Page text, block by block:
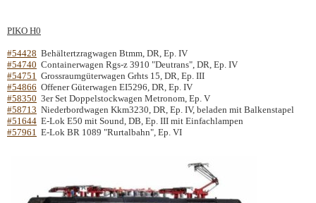
PIKO H0
#54428 Behältertzragwagen Btmm, DR, Ep. IV
#54740 Containerwagen Rgs-z 3910 "Deutrans", DR, Ep. IV
#54751 Grossraumgüterwagen Grhts 15, DR, Ep. III
#54866 Offener Güterwagen EI5296, DR, Ep. IV
#58350 3er Set Doppelstockwagen Metronom, Ep. V
#58713 Niederbordwagen Kkm3230, DR, Ep. IV, beladen mit Balkenstapel
#51644 E-Lok E50 mit Sound, DB, Ep. III mit Einfachlampen
#57961 E-Lok BR 1089 "Rurtalbahn", Ep. VI